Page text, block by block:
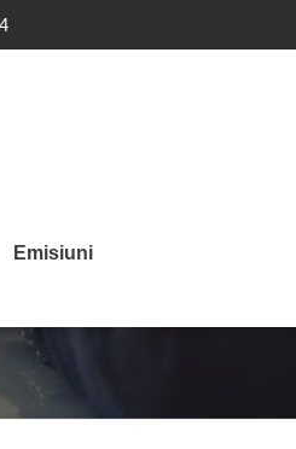
Emisiuni
asupra